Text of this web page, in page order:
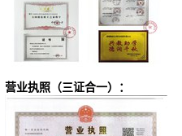
营业执照（三证合一）：